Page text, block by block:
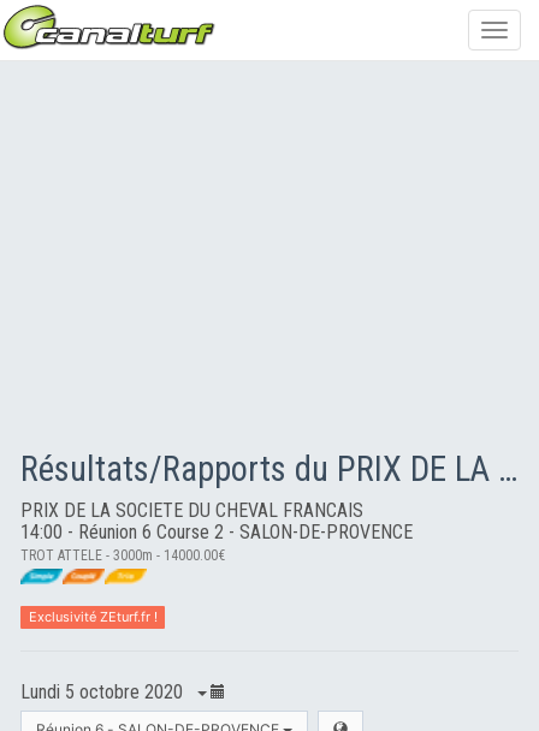
Résultats/Rapports du PRIX DE LA SOCIETE DU CHEVAL FRANCAIS
PRIX DE LA SOCIETE DU CHEVAL FRANCAIS
14:00 - Réunion 6 Course 2 - SALON-DE-PROVENCE
TROT ATTELE - 3000m - 14000.00€
Exclusivité ZEturf.fr !
Lundi 5 octobre 2020